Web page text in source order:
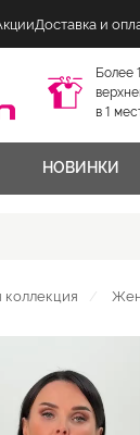
Доставка и
Более
в 1
НОВИНКИ